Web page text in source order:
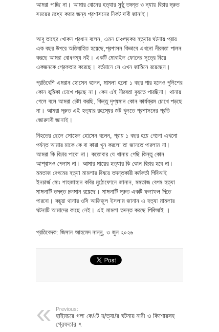
আমরা পাচ্ছি না। আমার বোনের হত্যার সুষ্ঠু তদন্ত ও ন্যায় বিচার দ্রুত
সময়ের মধ্যে করার জন্য প্রশাসনের নিকট দাবী জানাই।
আবু তাহের খোকন প্রধান বলেন, এমন চাঞ্চল্যকর হত্যার ঘটনায় প্রায়
এক বছর উপরে অতিবাহিত হয়েছে,প্রশাসন কিভাবে এখনো নীরবতা পালন
করছে আমরা বোধগম্য নই। একটি মোবাইল ফোনের সূত্রে নিয়ে
একজনকে গ্রেফতার করেছে। বর্তমানে সে এখন জামিনে রয়েছেন।
প্রতিবেশি এমরান হোসেন বলেন, মামলা হলো ১ বছর পার হলেও পুলিশের
কোন ভূমিকা চোখে পড়ছে না। কেন এই নীরবতা বুঝতে পারছিনা। থানায়
গেলে বলে আমরা চেষ্টা করছি, কিন্তু দৃশ্যমান কোন কার্যক্রম চোখে পড়ছে
না। আমরা দ্রুত এই হত্যার রহস্যের জট খুলতে প্রশাসনের প্রতি
জোরদাবী জানাই।
নিহতের ছেলে সোহেল হোসেন বলেন, প্রায় ১ বছর হয়ে গেলো এখনো
পর্যন্ত আমার মাকে কে বা কারা খুন করলো তা জানতে পারলাম না।
আমরা কি বিচার পাবো না। কতোবার যে থানায় গেছি কিন্তু কোন
আশ্বাসও পেলাম না। আমার মায়ের হত্যার কি কোন বিচার হবে না।
মমতাজ বেগমের হত্যা মামলার বিষয়ে তদন্তকারী কর্মকর্তা পিবিআই
ইনচার্জ মোঃ শাহজাহান কবির মুঠোফোনে জানান, মমতাজ বেগম হত্যা
মামলাটি তদন্ত চলমান রয়েছে। মামলাটি দ্রুত একটি ফলাফল দিতে
পারবো। কচুয়া থানার ওসি আজিজুল ইসলাম জানান এ হত্যা মামলার
ঘটনাটি আমাদের কাছে নেই। এই মামলা তদন্ত করছে পিবিআই ।
প্রতিবেদক: জিসান আহমেদ নান্নু, ৩ জুন ২০২৬
Previous:
হাইমচরে গলা কে/টে হ/ত্যা/র ঘটনায় নারী ও কিশোরসহ
গ্রেফতার ৭